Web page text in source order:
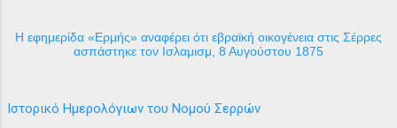
H εφημερίδα «Ερμής» αναφέρει ότι εβραϊκή οικογένεια στις Σέρρες
ασπάστηκε τον Ισλαμισμ, 8 Αυγούστου 1875
Ιστορικό Ημερολόγιων του Νομού Σερρών